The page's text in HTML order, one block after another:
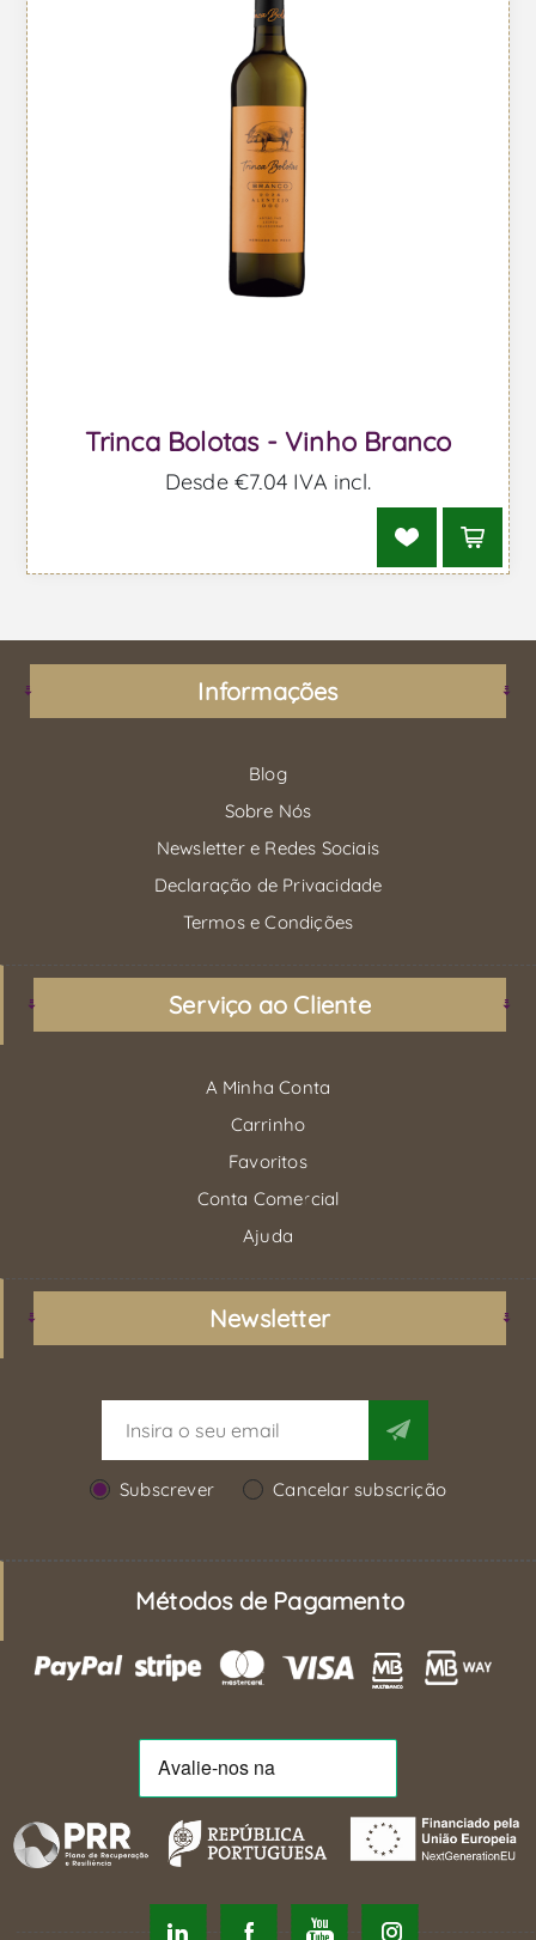
Trinca Bolotas - Vinho Branco
Desde €7,04 IVA incl.
Informações
Blog
Sobre Nós
Newsletter e Redes Sociais
Declaração de Privacidade
Termos e Condições
Serviço ao Cliente
A Minha Conta
Carrinho
Favoritos
Conta Comercial
Ajuda
Newsletter
Subscrever Cancelar subscrição
Métodos de Pagamento